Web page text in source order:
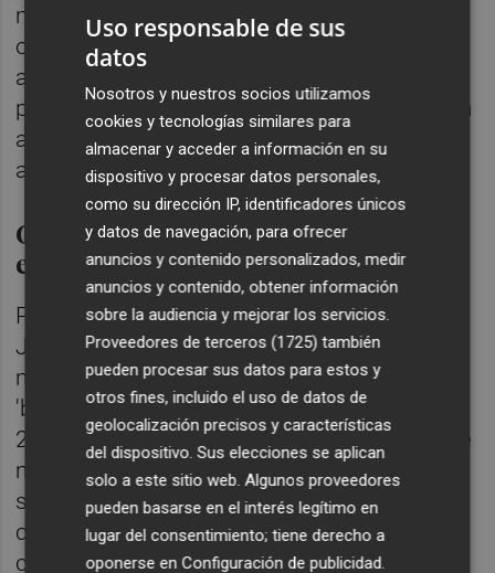
madrileño ha sido el 'sacrificado' en
ocasiones. Corberán ha probado varias
alternativas para ganar fluidez en ataque,
pero sin éxito. Almeida, Raba y Lucas Beltrán
aparecieron de inicio, pero no han
aprovechado la oportunidad.
Cuatro fichajes, Rendall y Almeida
en la 'cola'
Por último, si Pepelu (337), Copete (391) y
Jesús Vázquez (287) son los recambios con
más minutos, posteriormente se genera un
'brecha' hasta Dani Raba que aparece con
203. Lucas Beltrán, que llegó el última día de
mercado, ha ido sumando protagonismo en
segundas parte y se coloca en el puesto 16
con 163 minutos. Le sigue Thierry Rendall
con 116 minutos tras superar una grave
Uso responsable de sus
datos
Nosotros y nuestros socios utilizamos
cookies y tecnologías similares para
almacenar y acceder a información en su
dispositivo y procesar datos personales,
como su dirección IP, identificadores únicos
y datos de navegación, para ofrecer
anuncios y contenido personalizados, medir
anuncios y contenido, obtener información
sobre la audiencia y mejorar los servicios.
Proveedores de terceros (1725) también
pueden procesar sus datos para estos y
otros fines, incluido el uso de datos de
geolocalización precisos y características
del dispositivo. Sus elecciones se aplican
solo a este sitio web. Algunos proveedores
pueden basarse en el interés legítimo en
lugar del consentimiento; tiene derecho a
oponerse enConfiguración de publicidad